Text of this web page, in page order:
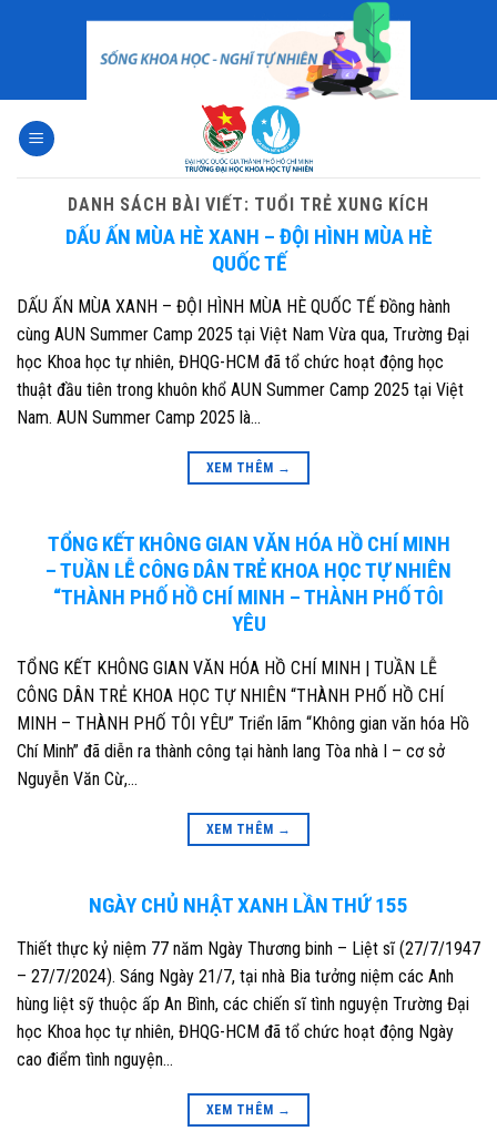
DANH SÁCH BÀI VIẾT: TUỔI TRẺ XUNG KÍCH
DẤU ẤN MÙA HÈ XANH – ĐỘI HÌNH MÙA HÈ
QUỐC TẾ
DẤU ẤN MÙA XANH – ĐỘI HÌNH MÙA HÈ QUỐC TẾ Đồng hành
cùng AUN Summer Camp 2025 tại Việt Nam Vừa qua, Trường Đại
học Khoa học tự nhiên, ĐHQG-HCM đã tổ chức hoạt động học
thuật đầu tiên trong khuôn khổ AUN Summer Camp 2025 tại Việt
Nam. AUN Summer Camp 2025 là…
XEM THÊM →
TỔNG KẾT KHÔNG GIAN VĂN HÓA HỒ CHÍ MINH
– TUẦN LỄ CÔNG DÂN TRẺ KHOA HỌC TỰ NHIÊN
“THÀNH PHỐ HỒ CHÍ MINH – THÀNH PHỐ TÔI
YÊU
TỔNG KẾT KHÔNG GIAN VĂN HÓA HỒ CHÍ MINH | TUẦN LỄ
CÔNG DÂN TRẺ KHOA HỌC TỰ NHIÊN “THÀNH PHỐ HỒ CHÍ
MINH – THÀNH PHỐ TÔI YÊU” Triển lãm “Không gian văn hóa Hồ
Chí Minh” đã diễn ra thành công tại hành lang Tòa nhà I – cơ sở
Nguyễn Văn Cừ,…
XEM THÊM →
NGÀY CHỦ NHẬT XANH LẦN THỨ 155
Thiết thực kỷ niệm 77 năm Ngày Thương binh – Liệt sĩ (27/7/1947
– 27/7/2024). Sáng Ngày 21/7, tại nhà Bia tưởng niệm các Anh
hùng liệt sỹ thuộc ấp An Bình, các chiến sĩ tình nguyện Trường Đại
học Khoa học tự nhiên, ĐHQG-HCM đã tổ chức hoạt động Ngày
cao điểm tình nguyện…
XEM THÊM →